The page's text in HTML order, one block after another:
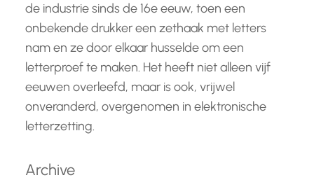
de industrie sinds de 16e eeuw, toen een
onbekende drukker een zethaak met letters
nam en ze door elkaar husselde om een
letterproef te maken. Het heeft niet alleen vijf
eeuwen overleefd, maar is ook, vrijwel
onveranderd, overgenomen in elektronische
letterzetting.
Archive